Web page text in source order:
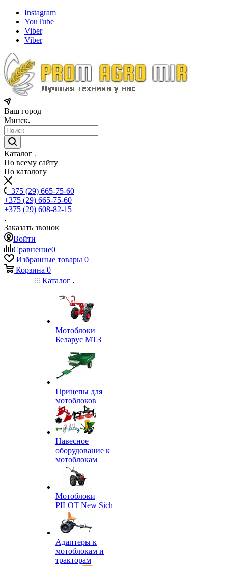
Instagram
YouTube
Viber
Viber
Ваш город
Минск
Каталог
По всему сайту
По каталогу
+375 (29) 665-75-60
+375 (29) 665-75-60
+375 (29) 608-82-15
Заказать звонок
Войти
Сравнение0
Избранные товары 0
Корзина 0
Каталог
Мотоблоки
Беларус МТЗ
Прицепы для
мотоблоков
Навесное
оборудование к
мотоблокам
Мотоблоки
PILOT New Sich
Адаптеры к
мотоблокам и
тракторам